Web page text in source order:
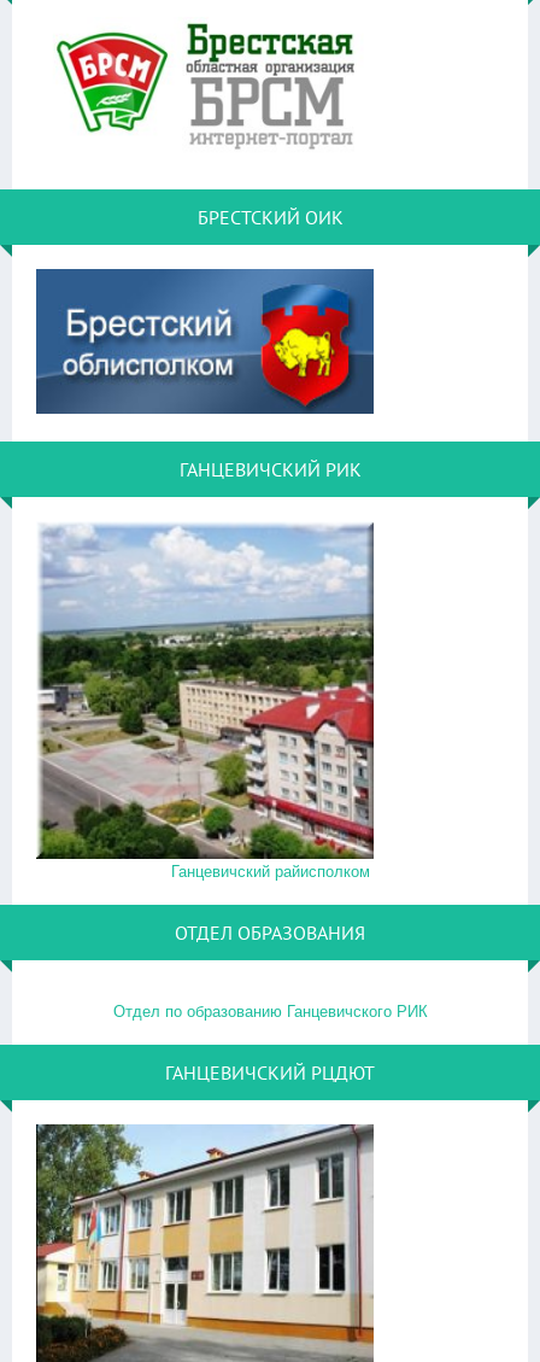
БРЕСТСКИЙ ОИК
ГАНЦЕВИЧСКИЙ РИК
Ганцевичский райисполком
ОТДЕЛ ОБРАЗОВАНИЯ
Отдел по образованию Ганцевичского РИК
ГАНЦЕВИЧСКИЙ РЦДЮТ